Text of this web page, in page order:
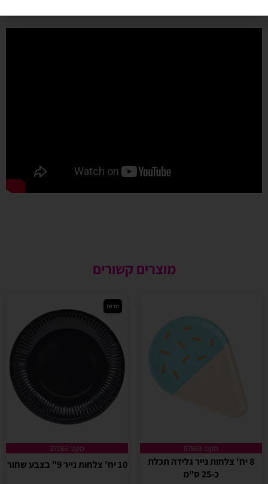
מוצרים קשורים
מקט: 87843
8 יח' צלחות נייר גלידה תכלת
כ-25 ס"מ
חדש!
מקט: 27066
10 יח' צלחות נייר 9" בצבע שחור